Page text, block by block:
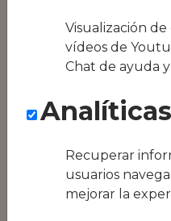
Conseguimos la
oferta local de tu
zona, como podría
Casa Rural La
Merendero Las
Becerras
Visualización
vídeos de
Chat de ayuda
Analíticas
Recuperar
usuarios
mejorar la